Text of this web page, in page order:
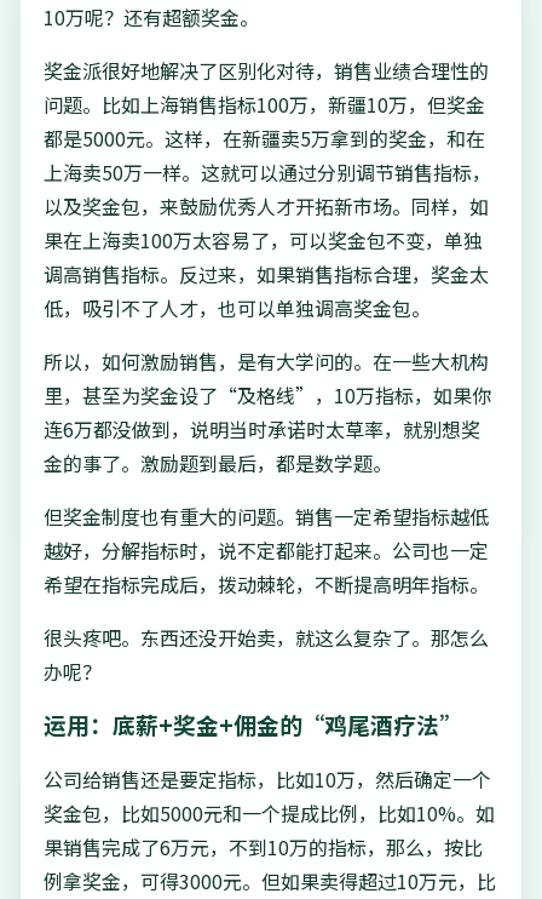
10万呢？还有超额奖金。
奖金派很好地解决了区别化对待，销售业绩合理性的
问题。比如上海销售指标100万，新疆10万，但奖金
都是5000元。这样，在新疆卖5万拿到的奖金，和在
上海卖50万一样。这就可以通过分别调节销售指标，
以及奖金包，来鼓励优秀人才开拓新市场。同样，如
果在上海卖100万太容易了，可以奖金包不变，单独
调高销售指标。反过来，如果销售指标合理，奖金太
低，吸引不了人才，也可以单独调高奖金包。
所以，如何激励销售，是有大学问的。在一些大机构
里，甚至为奖金设了“及格线”，10万指标，如果你
连6万都没做到，说明当时承诺时太草率，就别想奖
金的事了。激励题到最后，都是数学题。
但奖金制度也有重大的问题。销售一定希望指标越低
越好，分解指标时，说不定都能打起来。公司也一定
希望在指标完成后，拨动棘轮，不断提高明年指标。
很头疼吧。东西还没开始卖，就这么复杂了。那怎么
办呢？
运用：底薪+奖金+佣金的“鸡尾酒疗法”
公司给销售还是要定指标，比如10万，然后确定一个
奖金包，比如5000元和一个提成比例，比如10%。如
果销售完成了6万元，不到10万的指标，那么，按比
例拿奖金，可得3000元。但如果卖得超过10万元，比